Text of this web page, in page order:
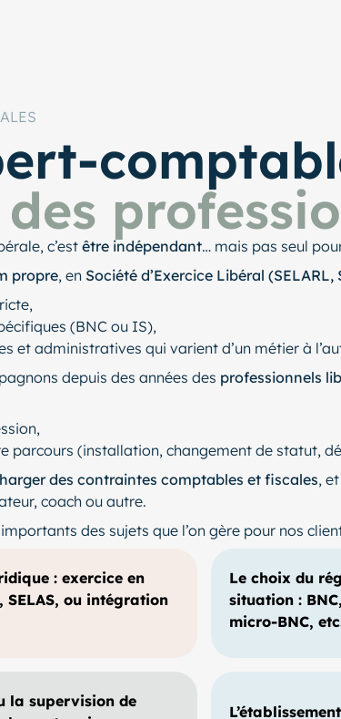
c’est être indépendant… mais pas seul
propre, en Société d’Exercice Libéral (SELARL,
(BNC ou IS),
et administratives qui varient d’un métier à
depuis des années des professionnels
parcours (installation, changement de statut,
des contraintes comptables et fiscales,
coach ou autre.
des sujets que l’on gère pour nos
: exercice en
SELAS, ou intégration
Le choix du
situation :
micro-BNC,
la supervision de